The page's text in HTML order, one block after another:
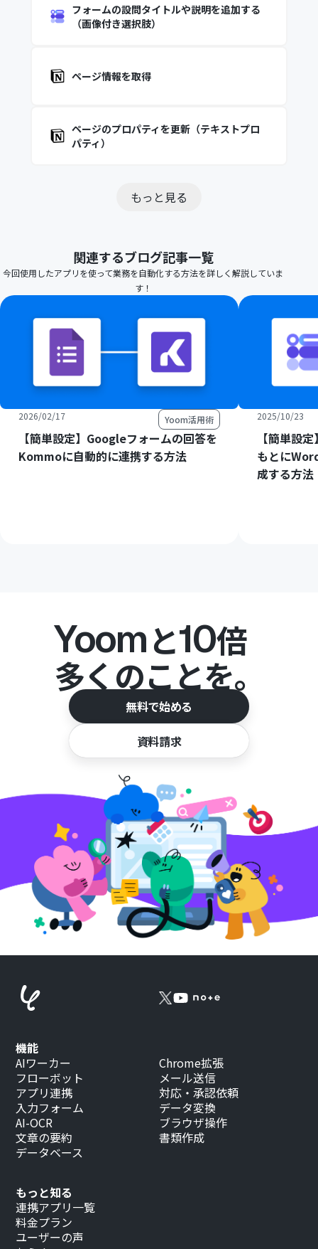
フォームの設問タイトルや説明を追加する
（画像付き選択肢）
ページ情報を取得
ページのプロパティを更新（テキストプロ
パティ）
もっと見る
関連するブログ記事一覧
今回使用したアプリを使って業務を自動化する方法を詳しく解説していま
す！
2026/02/17 Yoom活用術
【簡単設定】Googleフォームの回答を
Kommoに自動的に連携する方法
2025/10/23
【簡単設
もとに
成する方法
Yoomと10倍
多くのことを。
無料で始める
資料請求
もっと知る
連携アプリ一覧
料金プラン
ユーザーの声
機能
AIワーカー
フローボット
アプリ連携
入力フォーム
AI-OCR
文章の要約
データベース
Chrome拡張
メール送信
対応・承認依頼
データ変換
ブラウザ操作
書類作成